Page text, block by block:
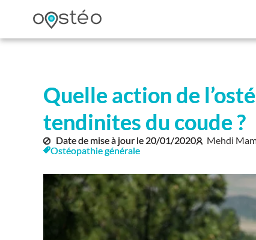
Quelle action de
tendinites du coude ?
Date de mise à jour le 20/01/2020
Mehdi
Ostéopathie générale